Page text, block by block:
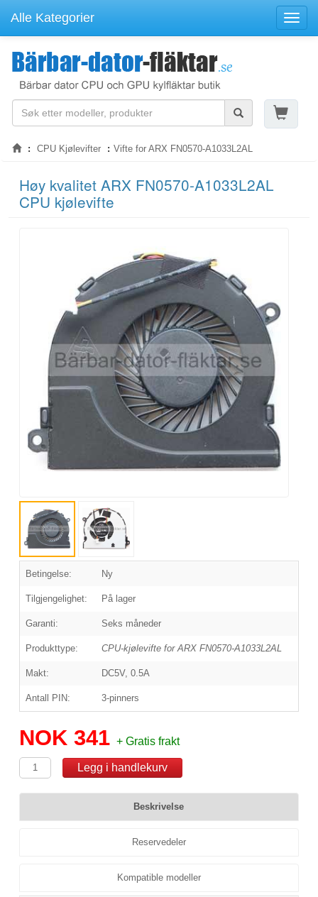
Alle Kategorier
CPU Kjølevifter Vifte for ARX FN0570-A1033L2AL
Høy kvalitet ARX FN0570-A1033L2AL
CPU kjølevifte
Betingelse: Ny
Tilgjengelighet: På lager
Garanti: Seks måneder
Produkttype: CPU-kjølevifte for ARX FN0570-A1033L2AL
Makt: DC5V, 0.5A
Antall PIN: 3-pinners
NOK 341+ Gratis frakt
Beskrivelse
Reservedeler
Kompatible modeller